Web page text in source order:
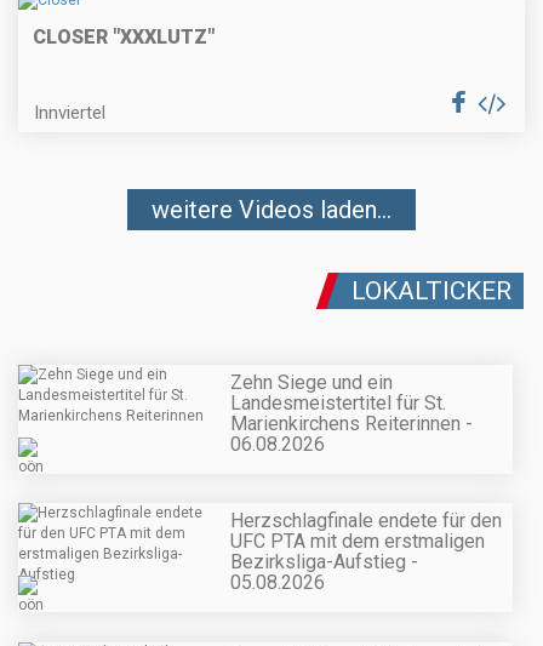
CLOSER "XXXLUTZ"
Innviertel
weitere Videos laden...
LOKALTICKER
Zehn Siege und ein
Landesmeistertitel für St.
Marienkirchens Reiterinnen -
06.08.2026
Herzschlagfinale endete für den
UFC PTA mit dem erstmaligen
Bezirksliga-Aufstieg -
05.08.2026